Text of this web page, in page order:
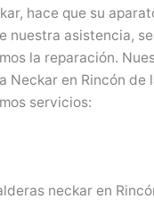
hace que su
nuestra asistencia,
la reparación.
Neckar en Rincón de
servicios:
neckar en